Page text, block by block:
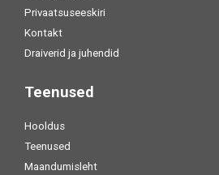
Privaatsuseeskiri
Kontakt
Draiverid ja juhendid
Teenused
Hooldus
Teenused
Maandumisleht